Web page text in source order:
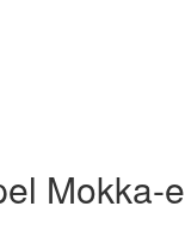
Mokka-e